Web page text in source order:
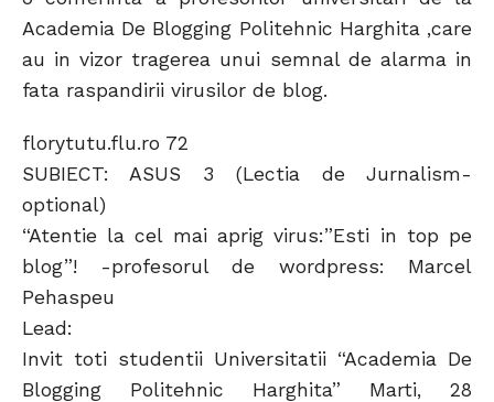
Academia De Blogging Politehnic Harghita ,care
au in vizor tragerea unui semnal de alarma in
fata raspandirii virusilor de blog.
florytutu.flu.ro 72
SUBIECT: ASUS 3 (Lectia de Jurnalism-
optional)
“Atentie la cel mai aprig virus:”Esti in top pe
blog”! -profesorul de wordpress: Marcel
Pehaspeu
Lead:
Invit toti studentii Universitatii “Academia De
Blogging Politehnic Harghita” Marti, 28